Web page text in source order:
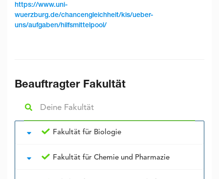
https://www.uni-
wuerzburg.de/chancengleichheit/kis/ueber-
uns/aufgaben/hilfsmittelpool/
Beauftragter Fakultät
Fakultät für Biologie
Fakultät für Chemie und Pharmazie